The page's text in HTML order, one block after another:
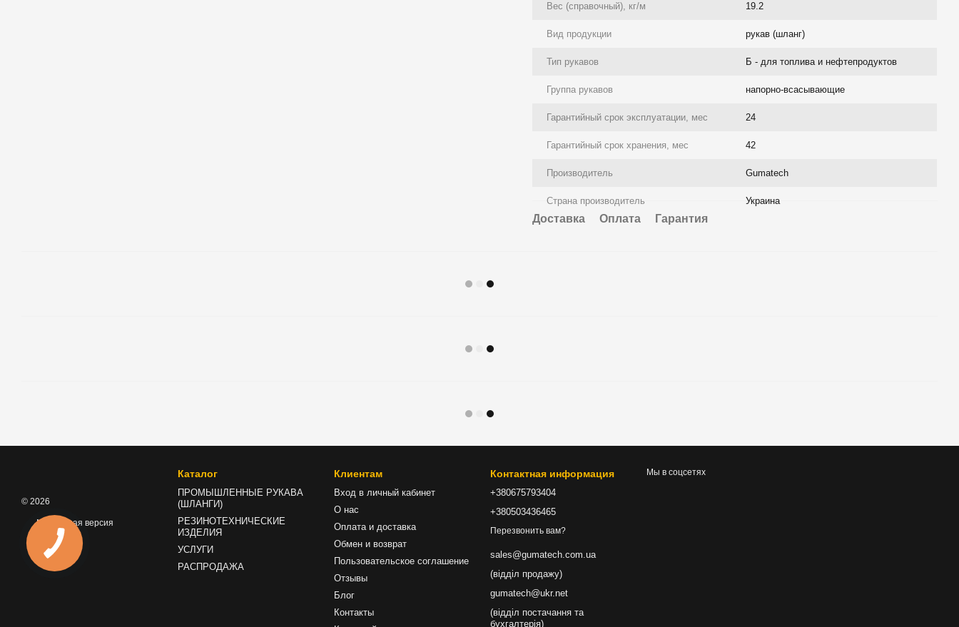
Вес (справочный), кг/м 19.2
Вид продукции рукав (шланг)
Тип рукавов Б - для топлива и нефтепродуктов
Группа рукавов напорно-всасывающие
Гарантийный срок эксплуатации, мес 24
Гарантийный срок хранения, мес 42
Производитель Gumatech
Страна производитель Украина
Доставка Оплата Гарантия
© 2026
Мобильная версия
Каталог
ПРОМЫШЛЕННЫЕ РУКАВА
(ШЛАНГИ)
РЕЗИНОТЕХНИЧЕСКИЕ
ИЗДЕЛИЯ
УСЛУГИ
РАСПРОДАЖА
Клиентам
Вход в личный кабинет
О нас
Оплата и доставка
Обмен и возврат
Пользовательское соглашение
Отзывы
Блог
Контакты
Контактная информация
+380675793404
+380503436465
Перезвонить вам?
sales@gumatech.com.ua
(відділ продажу)
gumatech@ukr.net
(відділ постачання та
бухгалтерія)
Мы в соцсетях